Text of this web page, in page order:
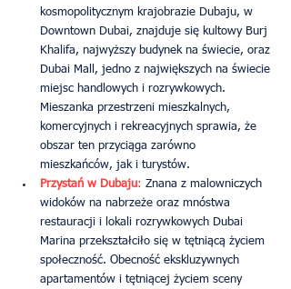
kosmopolitycznym krajobrazie Dubaju, w
Downtown Dubai, znajduje się kultowy Burj
Khalifa, najwyższy budynek na świecie, oraz
Dubai Mall, jedno z największych na świecie
miejsc handlowych i rozrywkowych.
Mieszanka przestrzeni mieszkalnych,
komercyjnych i rekreacyjnych sprawia, że
obszar ten przyciąga zarówno
mieszkańców, jak i turystów.
Przystań w Dubaju: Znana z malowniczych
widoków na nabrzeże oraz mnóstwa
restauracji i lokali rozrywkowych Dubai
Marina przekształciło się w tętniącą życiem
społeczność. Obecność ekskluzywnych
apartamentów i tętniącej życiem sceny